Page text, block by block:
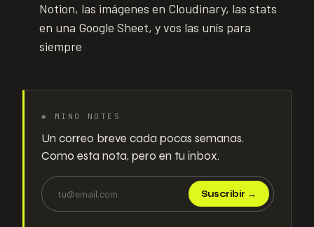
Notion, las imágenes en Cloudinary, las stats
en una Google Sheet, y vos las unís para
siempre
✱ MINO NOTES
Un correo breve cada pocas semanas.
Como esta nota, pero en tu inbox.
Suscribir →